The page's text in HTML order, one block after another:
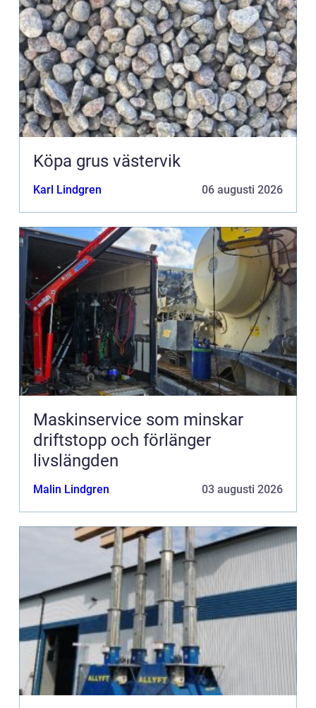
Köpa grus västervik
Karl Lindgren 06 augusti 2026
Maskinservice som minskar
driftstopp och förlänger
livslängden
Malin Lindgren 03 augusti 2026